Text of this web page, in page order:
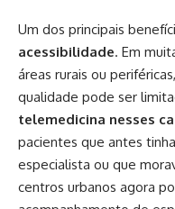
Um dos principais
acessibilidade. Em
áreas rurais ou
qualidade pode ser
telemedicina nesses
pacientes que antes
especialista ou que
centros urbanos agora